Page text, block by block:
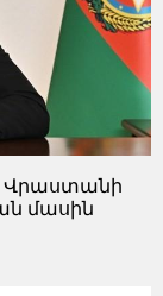
Վրաստանի
մասին